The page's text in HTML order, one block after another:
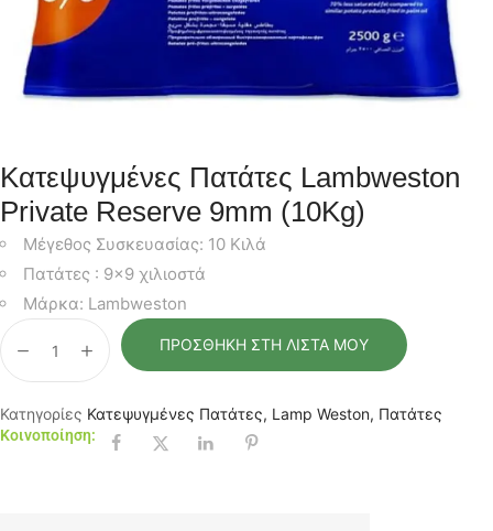
Κατεψυγμένες Πατάτες Lambweston
Private Reserve 9mm (10Kg)
Μέγεθος Συσκευασίας: 10 Κιλά
Πατάτες : 9×9 χιλιοστά
Μάρκα: Lambweston
ΠΡΟΣΘΉΚΗ ΣΤΗ ΛΊΣΤΑ ΜΟΥ
Κατηγορίες Κατεψυγμένες Πατάτες, Lamp Weston, Πατάτες
Κοινοποίηση: